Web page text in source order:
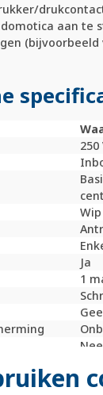
aan te
(bijvoorbeeld
250
Wip
Ja
1
Nee
Nee